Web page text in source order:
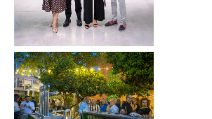
Sin leyenda